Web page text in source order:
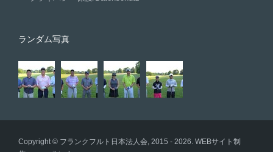
ランダム写真
Copyright © フランクフルト日本法人会, 2015 - 2026. WEBサイト制